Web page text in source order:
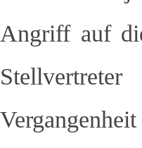
Angriff auf
Stellvertreter